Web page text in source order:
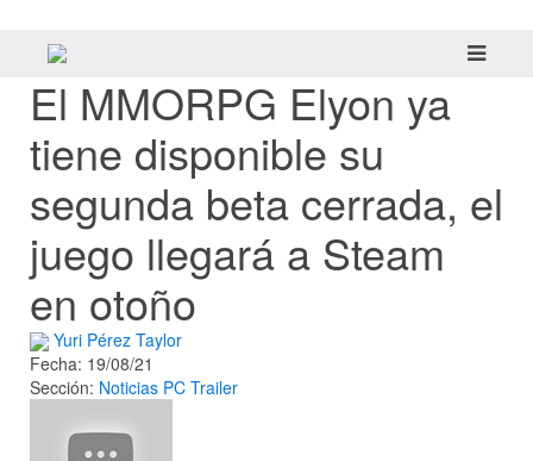
El MMORPG Elyon ya
tiene disponible su
segunda beta cerrada, el
juego llegará a Steam
en otoño
Yuri Pérez Taylor
Fecha: 19/08/21
Sección: Noticias PC Trailer